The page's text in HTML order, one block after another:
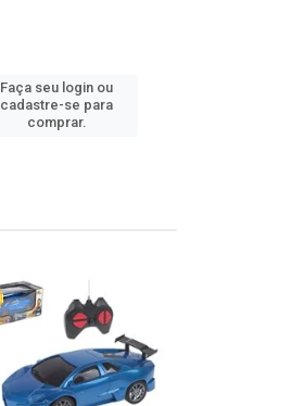
Faça seu login ou
cadastre-se para
comprar.